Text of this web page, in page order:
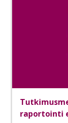
raportointi